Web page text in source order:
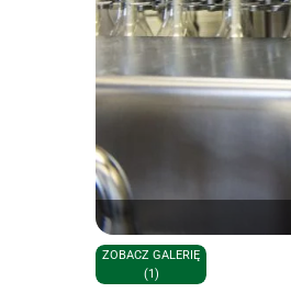
ZOBACZ GALERIĘ
(1)